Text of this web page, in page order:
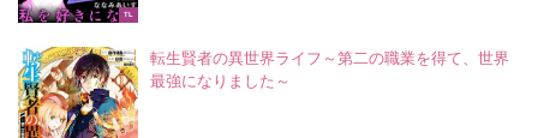
TL
転生賢者の異世界ライフ～第二の職業を得て、世界
最強になりました～